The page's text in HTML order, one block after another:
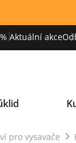
% Aktuální akce
pro vysavače